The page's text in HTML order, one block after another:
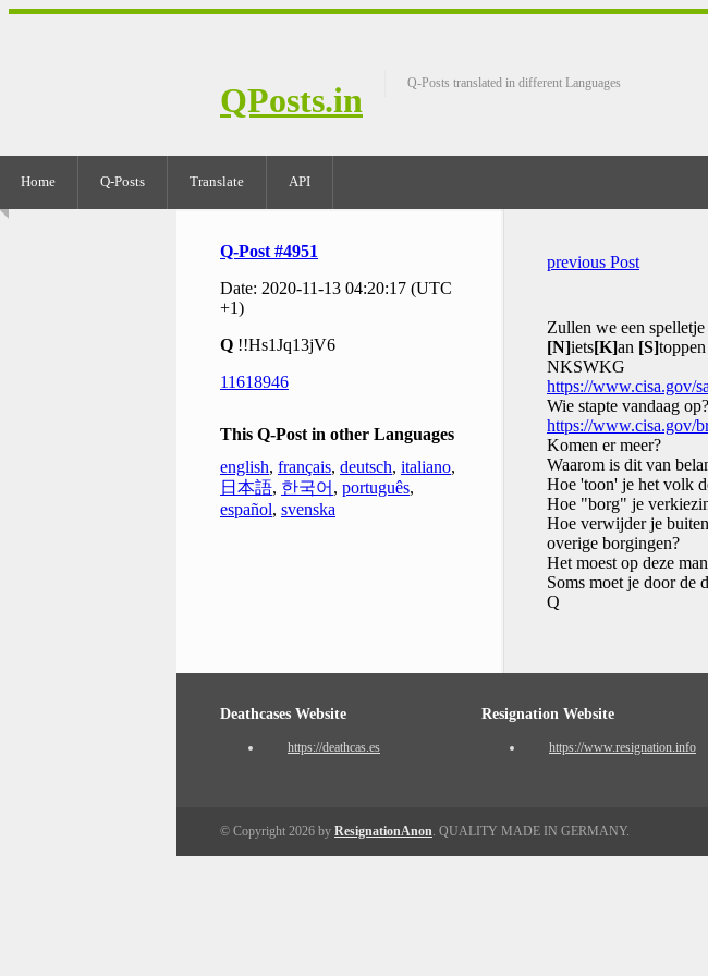
QPosts.in Q-Posts translated in different Languages
Home Q-Posts Translate API
Q-Post #4951
Date: 2020-11-13 04:20:17 (UTC
+1)
Q !!Hs1Jq13jV6
11618946
This Q-Post in other Languages
english, français, deutsch, italiano,
日本語, 한국어 , português,
español, svenska
previous Post
Zullen we een spelletje
[N]iets[K]an [S]toppen
NKSWKG
https://www.cisa.gov/
Wie stapte vandaag op?
https://www.cisa.gov/
Komen er meer?
Waarom is dit van
Hoe 'toon' je het volk
Hoe "borg" je
Hoe verwijder je
overige borgingen?
Het moest op deze
Soms moet je door de
Q
Deathcases Website
https://deathcas.es
Resignation Website
https://www.resignation.info
© Copyright 2026 by ResignationAnon. QUALITY MADE IN GERMANY.